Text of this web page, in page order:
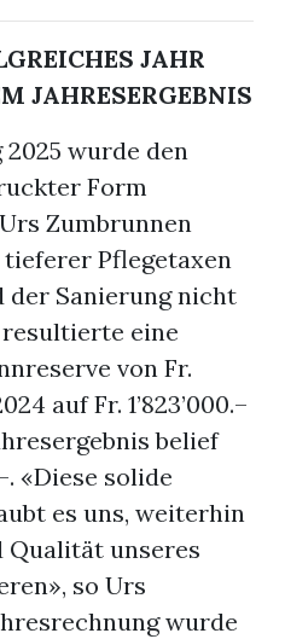
JAHR
JAHRESERGEBNIS
wurde den
Form
Zumbrunnen
Pflegetaxen
der Sanierung nicht
eine
von Fr.
auf Fr. 1’823’000.–
belief
«Diese solide
es uns, weiterhin
unseres
so Urs
wurde